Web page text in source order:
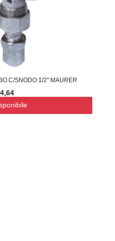
C/SNODO 1/2" MAURER